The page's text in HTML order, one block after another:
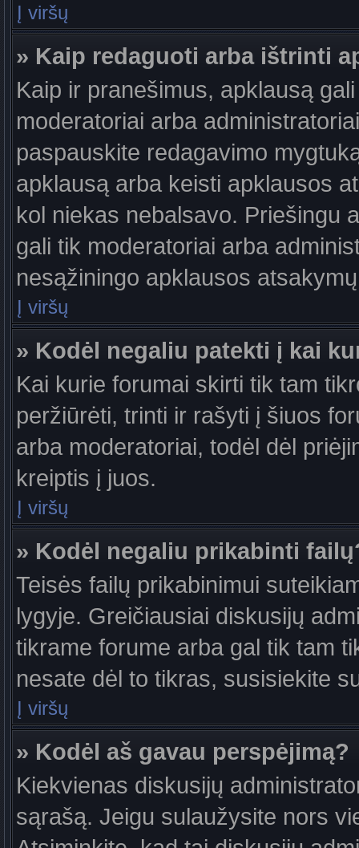
Į viršų
» Kaip redaguoti arba ištrinti
Kaip ir pranešimus, apklausą
moderatoriai arba
paspauskite redagavimo
apklausą arba keisti apklausos
kol niekas nebalsavo. Priešingu
gali tik moderatoriai arba
nesąžiningo apklausos
Į viršų
» Kodėl negaliu patekti į kai
Kai kurie forumai skirti tik tam
peržiūrėti, trinti ir rašyti į šiuos
arba moderatoriai, todėl dėl
kreiptis į juos.
Į viršų
» Kodėl negaliu prikabinti
Teisės failų prikabinimui
lygyje. Greičiausiai diskusijų
tikrame forume arba gal tik tam
nesate dėl to tikras, susisiekite
Į viršų
» Kodėl aš gavau perspėjimą?
Kiekvienas diskusijų
sąrašą. Jeigu sulaužysite nors